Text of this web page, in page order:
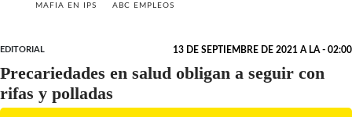
MAFIA EN IPS ABC EMPLEOS
EDITORIAL 13 DE SEPTIEMBRE DE 2021 A LA - 02:00
Precariedades en salud obligan a seguir con
rifas y polladas